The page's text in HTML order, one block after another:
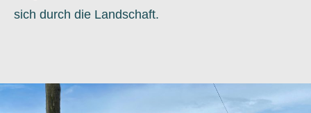
sich durch die Landschaft.